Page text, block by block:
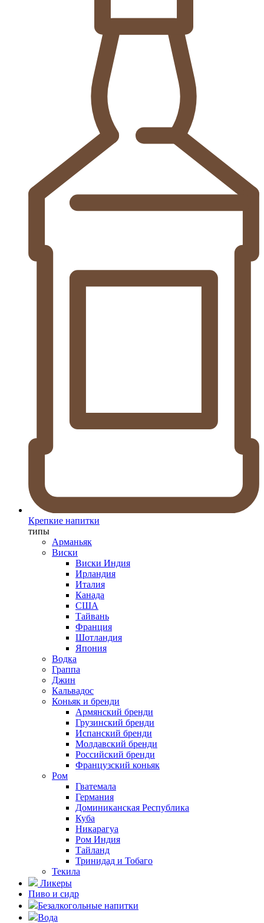
Крепкие напитки
типы
Арманьяк
Виски
Виски Индия
Ирландия
Италия
Канада
США
Тайвань
Франция
Шотландия
Япония
Водка
Граппа
Джин
Кальвадос
Коньяк и бренди
Армянский бренди
Грузинский бренди
Испанский бренди
Молдавский бренди
Российский бренди
Французский коньяк
Ром
Гватемала
Германия
Доминиканская Республика
Куба
Никарагуа
Ром Индия
Тайланд
Тринидад и Тобаго
Текила
Ликеры
Пиво и сидр
Безалкогольные напитки
Вода